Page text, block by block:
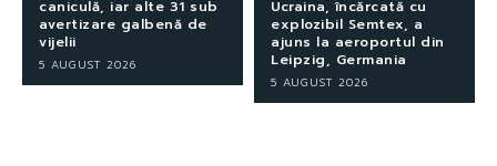
caniculă, iar alte 31 sub
avertizare galbenă de
vijelii
5 AUGUST 2026
Ucraina, încărcată cu
explozibil Semtex, a
ajuns la aeroportul din
Leipzig, Germania
5 AUGUST 2026